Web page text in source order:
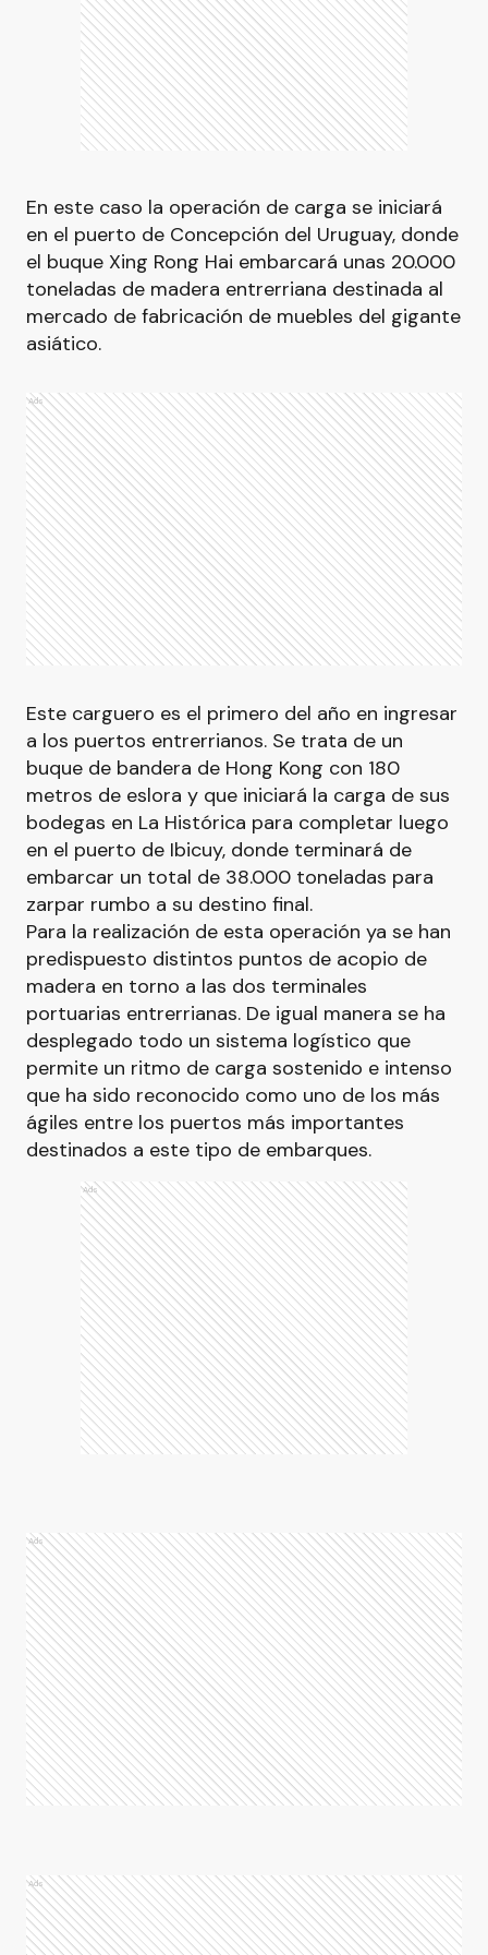
En este caso la operación de carga se iniciará
en el puerto de Concepción del Uruguay, donde
el buque Xing Rong Hai embarcará unas 20.000
toneladas de madera entrerriana destinada al
mercado de fabricación de muebles del gigante
asiático.
Ads
Este carguero es el primero del año en ingresar
a los puertos entrerrianos. Se trata de un
buque de bandera de Hong Kong con 180
metros de eslora y que iniciará la carga de sus
bodegas en La Histórica para completar luego
en el puerto de Ibicuy, donde terminará de
embarcar un total de 38.000 toneladas para
zarpar rumbo a su destino final.
Para la realización de esta operación ya se han
predispuesto distintos puntos de acopio de
madera en torno a las dos terminales
portuarias entrerrianas. De igual manera se ha
desplegado todo un sistema logístico que
permite un ritmo de carga sostenido e intenso
que ha sido reconocido como uno de los más
ágiles entre los puertos más importantes
destinados a este tipo de embarques.
Ads
Ads
Ads